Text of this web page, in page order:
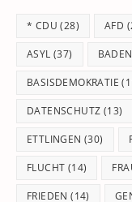
* CDU (28) AFD
ASYL (37)
BASISDEMOKRATIE
DATENSCHUTZ (13)
ETTLINGEN (30)
FLUCHT (14)
FRIEDEN (14)